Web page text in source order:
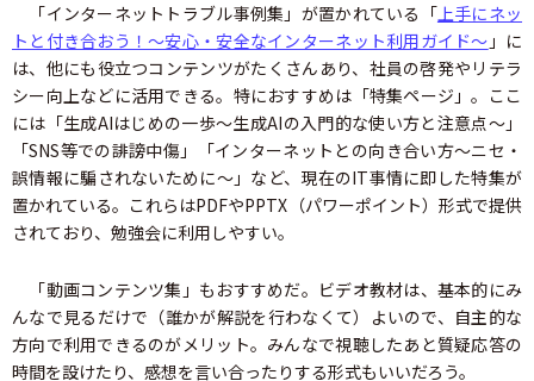
「インターネットトラブル事例集」が置かれている「上手にネッ
トと付き合おう！～安心・安全なインターネット利用ガイド～ 」に
は、他にも役立つコンテンツがたくさんあり、社員の啓発やリテラ
シー向上などに活用できる。特におすすめは「特集ページ」。ここ
には「生成AIはじめの一歩～生成AIの入門的な使い方と注意点～」
「SNS等での誹謗中傷」「インターネットとの向き合い方～ニセ・
誤情報に騙されないために～」など、現在のIT事情に即した特集が
置かれている。これらはPDFやPPTX（パワーポイント）形式で提供
されており、勉強会に利用しやすい。
「動画コンテンツ集」もおすすめだ。ビデオ教材は、基本的にみ
んなで見るだけで（誰かが解説を行わなくて）よいので、自主的な
方向で利用できるのがメリット。みんなで視聴したあと質疑応答の
時間を設けたり、感想を言い合ったりする形式もいいだろう。